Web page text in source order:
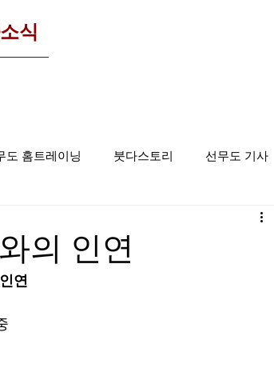
식
도 홈트레이닝 붓다스토리 선무도 기사
의 인연
연